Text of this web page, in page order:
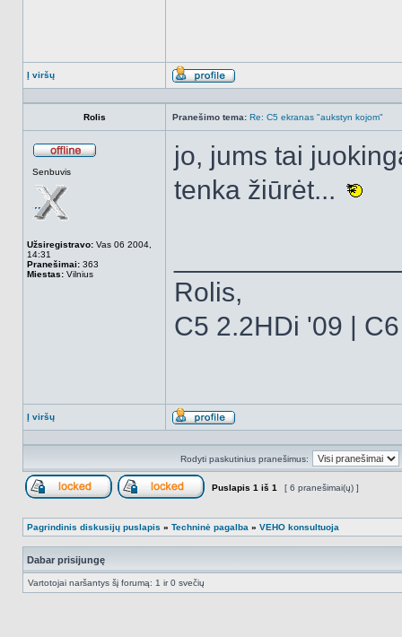
Į viršų
Aprašymas
Rolis Pranešimo tema: Re: C5 ekranas "aukstyn kojom"
Senbuvis
Užsiregistravo: Vas 06 2004,
14:31
Pranešimai: 363
Miestas: Vilnius
jo, jums tai
tenka žiūrėt...
Rolis,
C5 2.2HDi '09 |
Į viršų
Aprašymas
Rodyti paskutinius pranešimus:
Puslapis 1 iš 1 [ 6 pranešimai(ų) ]
Pagrindinis diskusijų puslapis » Techninė pagalba » VEHO konsultuoja
Dabar prisijungę
Vartotojai naršantys šį forumą: 1 ir 0 svečių